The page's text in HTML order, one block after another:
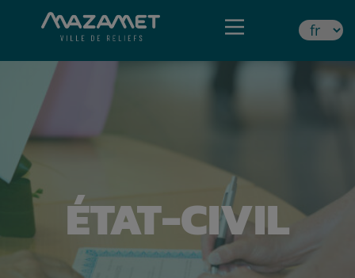
ÉTAT-CIVIL